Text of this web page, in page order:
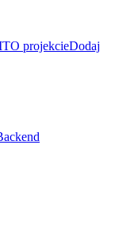
O projekcieDodaj